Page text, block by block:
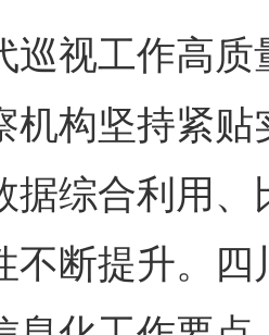
视工作高质
机构坚持紧
据综合利用
不断提升。